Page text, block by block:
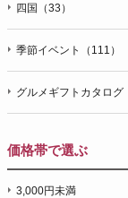
四国（33）
季節イベント（111）
グルメギフトカタログ
価格帯で選ぶ
3,000円未満